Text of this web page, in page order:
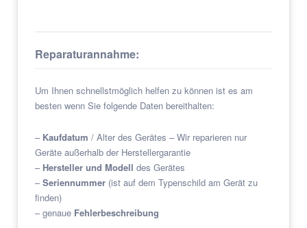
Reparaturannahme:
Um Ihnen schnellstmöglich helfen zu können ist es am
besten wenn Sie folgende Daten bereithalten:
– Kaufdatum / Alter des Gerätes – Wir reparieren nur
Geräte außerhalb der Herstellergarantie
– Hersteller und Modell des Gerätes
–Seriennummer (ist auf dem Typenschild am Gerät zu
finden)
– genaue Fehlerbeschreibung